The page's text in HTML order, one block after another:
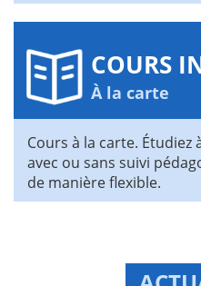
COURS
À la carte
Cours à la carte.
avec ou sans suivi
de manière flexible.